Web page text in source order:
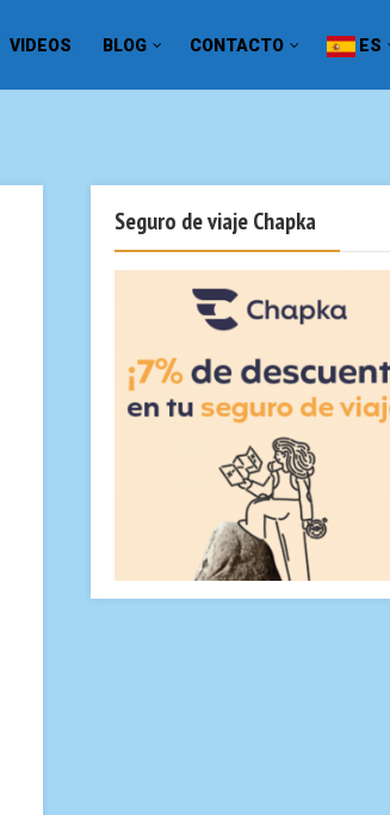
VIDEOS BLOG CONTACTO ES
Seguro de viaje Chapka